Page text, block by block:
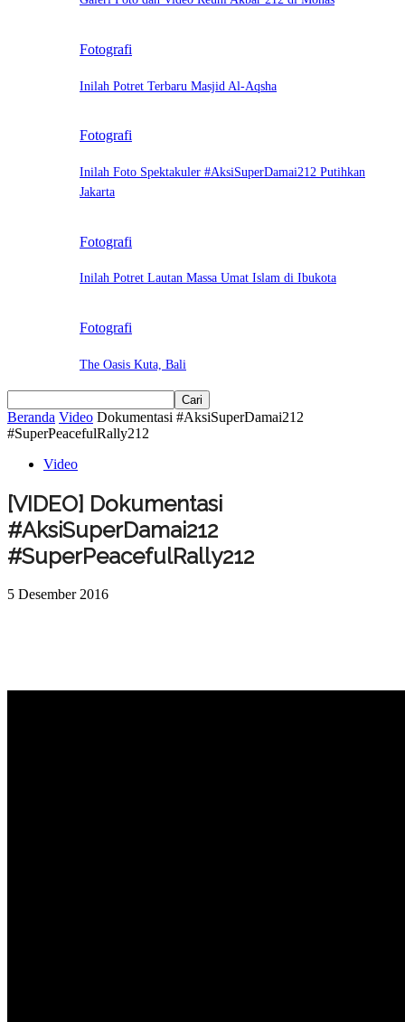
Fotografi
Inilah Potret Terbaru Masjid Al-Aqsha
Fotografi
Inilah Foto Spektakuler #AksiSuperDamai212 Putihkan
Jakarta
Fotografi
Inilah Potret Lautan Massa Umat Islam di Ibukota
Fotografi
The Oasis Kuta, Bali
Beranda Video Dokumentasi #AksiSuperDamai212
#SuperPeacefulRally212
Video
[VIDEO] Dokumentasi
#AksiSuperDamai212
#SuperPeacefulRally212
5 Desember 2016